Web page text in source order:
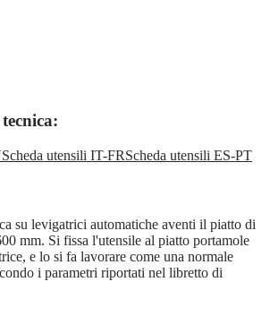
Scheda utensili IT-FRScheda utensili ES-PT
su levigatrici automatiche aventi il piatto di
mm. Si fissa l'utensile al piatto portamole
e lo si fa lavorare come una normale
i parametri riportati nel libretto di